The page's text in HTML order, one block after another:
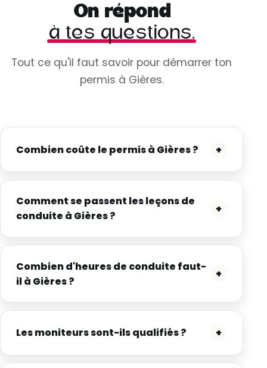
On répond
à tes questions.
Tout ce qu'il faut savoir pour démarrer ton
permis à Gières.
Combien coûte le permis à Gières ? +
Comment se passent les leçons de
conduite à Gières ?
+
Combien d'heures de conduite faut-
il à Gières ?
+
Les moniteurs sont-ils qualifiés ? +